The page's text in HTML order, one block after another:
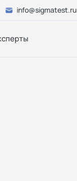
info@sigmatest.ru